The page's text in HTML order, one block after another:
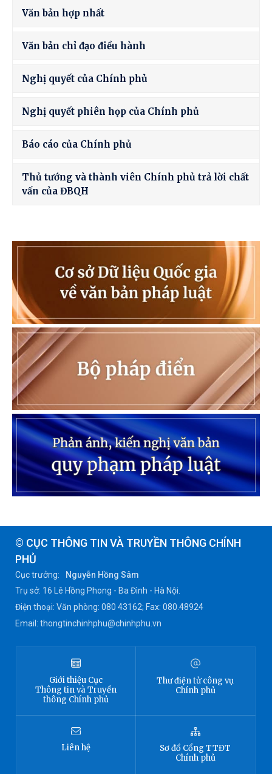
Văn bản hợp nhất
Văn bản chỉ đạo điều hành
Nghị quyết của Chính phủ
Nghị quyết phiên họp của Chính phủ
Báo cáo của Chính phủ
Thủ tướng và thành viên Chính phủ trả lời chất
vấn của ĐBQH
© CỤC THÔNG TIN VÀ TRUYỀN THÔNG CHÍNH
PHỦ
Cục trưởng:
Nguyễn Hồng Sâm
Trụ sở: 16 Lê Hồng Phong - Ba Đình - Hà Nội.
Điện thoại: Văn phòng: 080 43162; Fax: 080.48924
Email: thongtinchinhphu@chinhphu.vn
Giới thiệu Cục
Thông tinvà Truyền
thông Chính phủ
Thư điện tử công vụ
Chính phủ
Liên hệ Sơ đồ Cổng TTĐT
Chính phủ